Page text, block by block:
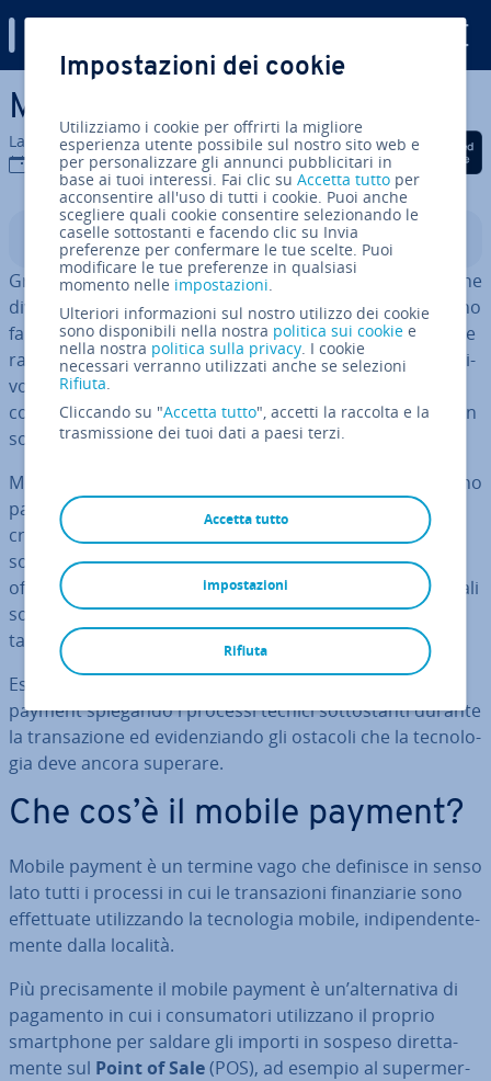
Vai al contenuto prin­ci­pa­le
Mobile payment
La redazione di IONOS
21 set 2020
Condividi via Facebook
Condividi via Twitter
Condividi via
Indice
Grazie alle ap­pli­ca­zio­ni di mobile payment lo smart­pho­ne
diventa un por­ta­fo­glio. In futuro, i con­su­ma­to­ri potranno
fare a meno di monete, banconote e bancomat e pagare
ra­pi­da­men­te e fa­cil­men­te uti­liz­zan­do il proprio di­spo­si­ti­
vo mobile. Questo è quello che pro­met­to­no aziende
come Google, Apple e Payback, presenti sul mercato con
soluzioni di mobile payment.
Molti con­su­ma­to­ri sono però scettici: alcuni pre­fe­ri­sco­no
pagare con banconote, anche rispetto alla carta di
credito. Il mobile payment si presenta come una
soluzione, ma a quale problema? Quale valore aggiunto
offrono all’utente le nuove opzioni di pagamento? E quali
sono le ragioni che spingono i ri­ven­di­to­ri ad accettare
tali ap­pli­ca­zio­ni?
Esa­mi­ne­re­mo da vicino le attuali soluzioni di mobile
payment spiegando i processi tecnici sot­to­stan­ti durante
la tran­sa­zio­ne ed evi­den­zian­do gli ostacoli che la tec­no­lo­
gia deve ancora superare.
Che cos’è il mobile payment?
Mobile payment è un termine vago che definisce in senso
lato tutti i processi in cui le tran­sa­zio­ni fi­nan­zia­rie sono
ef­fet­tua­te uti­liz­zan­do la tec­no­lo­gia mobile, in­di­pen­den­te­
men­te dalla località.
Più pre­ci­sa­men­te il mobile payment è un’al­ter­na­ti­va di
pagamento in cui i con­su­ma­to­ri uti­liz­za­no il proprio
smart­pho­ne per saldare gli importi in sospeso di­ret­ta­
men­te sul Point of Sale(POS), ad esempio al su­per­mer­
Impostazioni dei cookie
Utilizziamo i cookie per offrirti la migliore
esperienza utente possibile sul nostro sito web e
per personalizzare gli annunci pubblicitari in
base ai tuoi interessi. Fai clic suAccetta tutto per
acconsentire all'uso di tutti i cookie. Puoi anche
scegliere quali cookie consentire selezionando le
caselle sottostanti e facendo clic su Invia
preferenze per confermare le tue scelte. Puoi
modificare le tue preferenze in qualsiasi
momento nelle impostazioni.
Ulteriori informazioni sul nostro utilizzo dei cookie
sono disponibili nella nostra politica sui cookie e
nella nostra politica sulla privacy. I cookie
necessari verranno utilizzati anche se selezioni
Rifiuta.
Cliccando su "Accetta tutto", accetti la raccolta e la
trasmissione dei tuoi dati a paesi terzi.
Accetta tutto
Rifiuta
impostazioni